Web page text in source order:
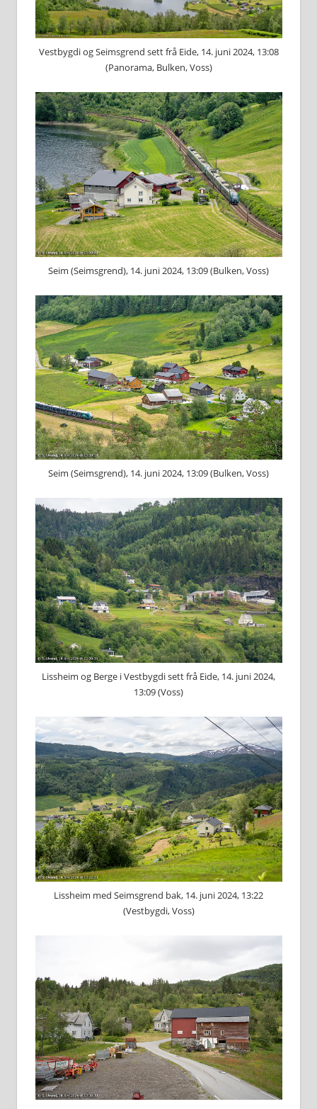
Vestbygdi og Seimsgrend sett frå Eide, 14. juni 2024, 13:08
(Panorama, Bulken, Voss)
Seim (Seimsgrend), 14. juni 2024, 13:09 (Bulken, Voss)
Seim (Seimsgrend), 14. juni 2024, 13:09 (Bulken, Voss)
Lissheim og Berge i Vestbygdi sett frå Eide, 14. juni 2024,
13:09 (Voss)
Lissheim med Seimsgrend bak, 14. juni 2024, 13:22
(Vestbygdi, Voss)